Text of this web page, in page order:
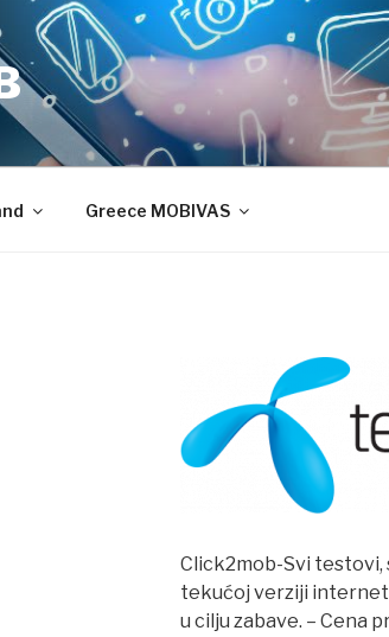
Greece MOBIVAS
Click2mob-Svi testovi,
tekućoj verziji
u cilju zabave. – Cena